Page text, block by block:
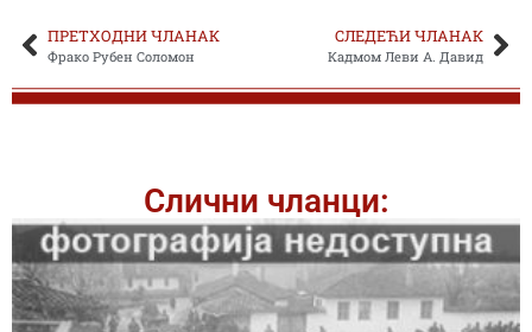
ПРЕТХОДНИ ЧЛАНАК
Фрако Рубен Соломон
СЛЕДЕЋИ ЧЛАНАК
Кадмом Леви А. Давид
Слични чланци: